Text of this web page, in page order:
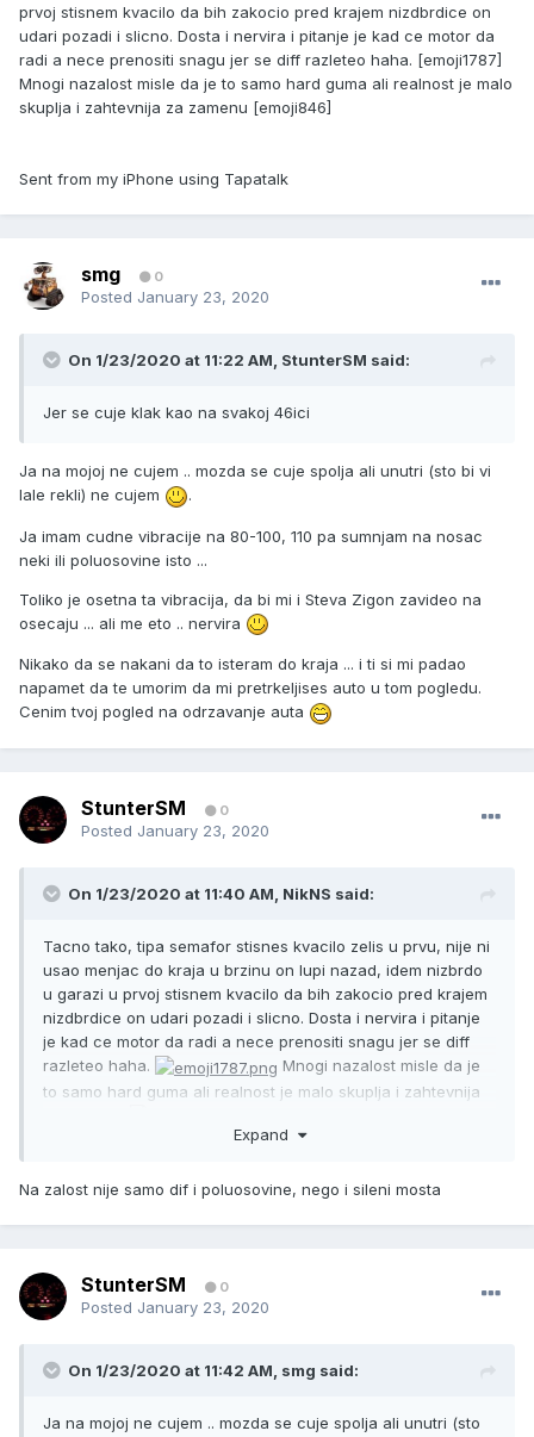
prvoj stisnem kvacilo da bih zakocio pred krajem nizdbrdice on
udari pozadi i slicno. Dosta i nervira i pitanje je kad ce motor da
radi a nece prenositi snagu jer se diff razleteo haha. [emoji1787]
Mnogi nazalost misle da je to samo hard guma ali realnost je malo
skuplja i zahtevnija za zamenu [emoji846]
Sent from my iPhone using Tapatalk
smg 0
Posted January 23, 2020
On 1/23/2020 at 11:22 AM, StunterSM said:
Jer se cuje klak kao na svakoj 46ici
Ja na mojoj ne cujem .. mozda se cuje spolja ali unutri (sto bi vi
lale rekli) ne cujem
.
Ja imam cudne vibracije na 80-100, 110 pa sumnjam na nosac
neki ili poluosovine isto ...
Toliko je osetna ta vibracija, da bi mi i Steva Zigon zavideo na
osecaju ... ali me eto .. nervira
Nikako da se nakani da to isteram do kraja ... i ti si mi padao
napamet da te umorim da mi pretrkeljises auto u tom pogledu.
Cenim tvoj pogled na odrzavanje auta
StunterSM 0
Posted January 23, 2020
On 1/23/2020 at 11:40 AM, NikNS said:
Tacno tako, tipa semafor stisnes kvacilo zelis u prvu, nije ni
usao menjac do kraja u brzinu on lupi nazad, idem nizbrdo
u garazi u prvoj stisnem kvacilo da bih zakocio pred krajem
nizdbrdice on udari pozadi i slicno. Dosta i nervira i pitanje
je kad ce motor da radi a nece prenositi snagu jer se diff
razleteo haha.
Mnogi nazalost misle da je
to samo hard guma ali realnost je malo skuplja i zahtevnija
Sent from my iPhone using Tapatalk
Expand
Na zalost nije samo dif i poluosovine, nego i sileni mosta
StunterSM 0
Posted January 23, 2020
On 1/23/2020 at 11:42 AM, smg said:
Ja na mojoj ne cujem .. mozda se cuje spolja ali unutri (sto